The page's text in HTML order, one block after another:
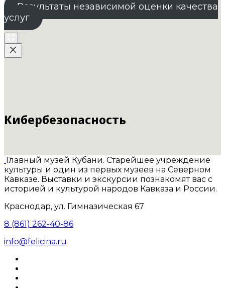
Результаты независимой оценки качества
услуг
Кибербезопасность
Главный музей Кубани. Старейшее учреждение
культуры и один из первых музеев на Северном
Кавказе. Выставки и экскурсии познакомят вас с
историей и культурой народов Кавказа и России.
Краснодар, ул. Гимназическая 67
8 (861) 262-40-86
info@felicina.ru